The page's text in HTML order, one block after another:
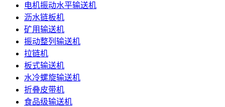
电机振动水平输送机
沥水链板机
矿用输送机
振动整列输送机
拉链机
板式输送机
水冷螺旋输送机
折叠皮带机
食品级输送机